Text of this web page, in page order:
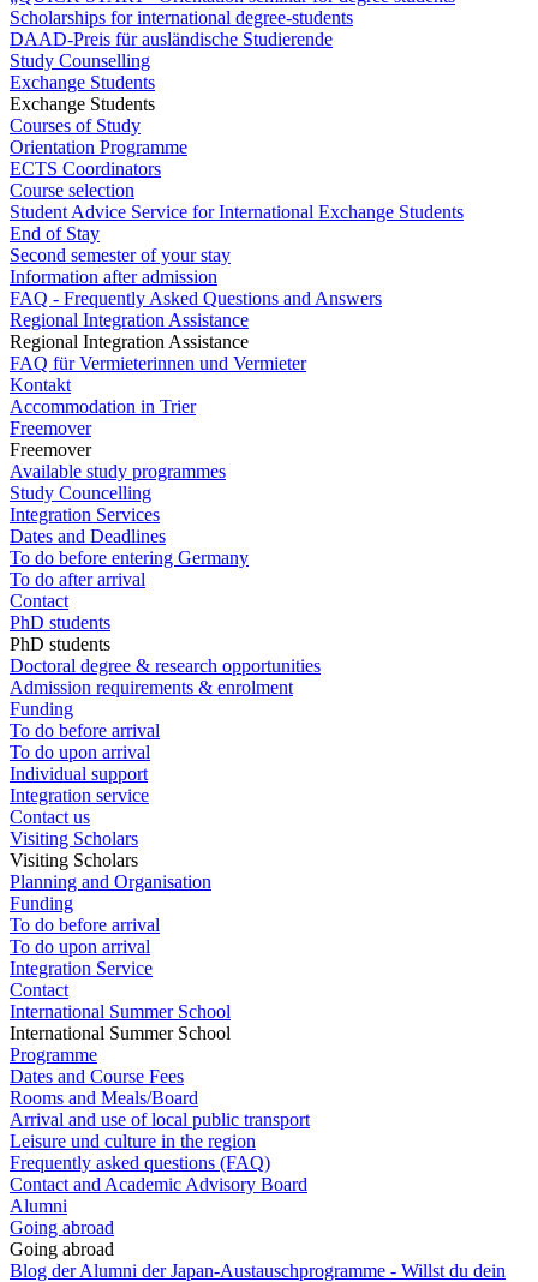
Scholarships for international degree-students
DAAD-Preis für ausländische Studierende
Study Counselling
Exchange Students
Exchange Students
Courses of Study
Orientation Programme
ECTS Coordinators
Course selection
Student Advice Service for International Exchange Students
End of Stay
Second semester of your stay
Information after admission
FAQ - Frequently Asked Questions and Answers
Regional Integration Assistance
Regional Integration Assistance
FAQ für Vermieterinnen und Vermieter
Kontakt
Accommodation in Trier
Freemover
Freemover
Available study programmes
Study Councelling
Integration Services
Dates and Deadlines
To do before entering Germany
To do after arrival
Contact
PhD students
PhD students
Doctoral degree & research opportunities
Admission requirements & enrolment
Funding
To do before arrival
To do upon arrival
Individual support
Integration service
Contact us
Visiting Scholars
Visiting Scholars
Planning and Organisation
Funding
To do before arrival
To do upon arrival
Integration Service
Contact
International Summer School
International Summer School
Programme
Dates and Course Fees
Rooms and Meals/Board
Arrival and use of local public transport
Leisure und culture in the region
Frequently asked questions (FAQ)
Contact and Academic Advisory Board
Alumni
Going abroad
Going abroad
Blog der Alumni der Japan-Austauschprogramme - Willst du dein